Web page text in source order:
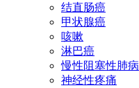
结直肠癌
甲状腺癌
咳嗽
淋巴癌
慢性阻塞性肺病
神经性疼痛